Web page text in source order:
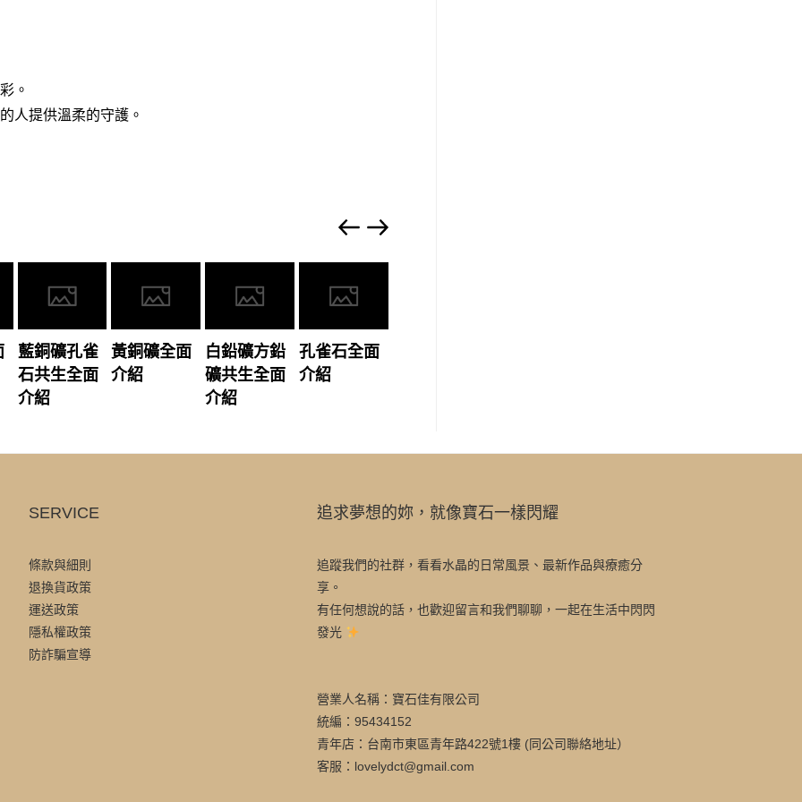
。
人提供溫柔的守護。
藍銅礦孔雀
石共生全面
介紹
黃銅礦全面
介紹
白鉛礦方鉛
礦共生全面
介紹
孔雀石全面
介紹
SERVICE
條款與細則
退換貨政策
運送政策
隱私權政策
防詐騙宣導
追求夢想的妳，就像寶石一樣閃耀
追蹤我們的社群，看看水晶的日常風景、最新作品與療癒分
享。
有任何想說的話，也歡迎留言和我們聊聊，一起在生活中閃閃
發光
營業人名稱：寶石佳有限公司
統編：95434152
青年店：台南市東區青年路422號1樓 (同公司聯絡地址）
客服：lovelydct@gmail.com